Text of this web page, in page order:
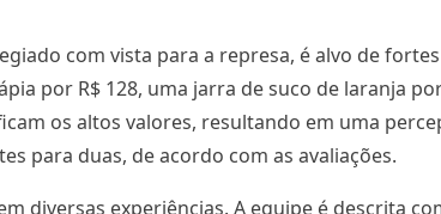
com vista para a represa, é alvo de
por R$ 128, uma jarra de suco de laranja
os altos valores, resultando em uma
para duas, de acordo com as avaliações.
diversas experiências. A equipe é descrita